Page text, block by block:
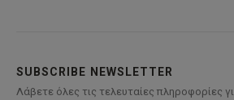
SUBSCRIBE NEWSLETTER
Λάβετε όλες τις τελευταίες πληροφορίες